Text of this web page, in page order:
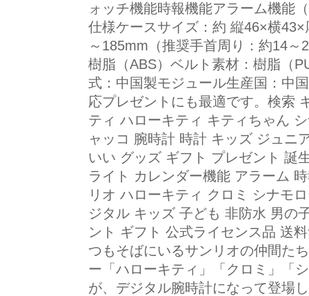
ォッチ機能時報機能アラーム機能
仕様ケースサイズ：約 縦46×横
～185mm（推奨手首周り：約14
樹脂（ABS）ベルト素材：樹脂（
式：中国製モジュール生産国：中
応プレゼントにも最適です。検索
ティ ハローキティ キティちゃん
ャッコ 腕時計 時計 キッズ ジュニ
いい グッズ ギフト プレゼント 誕
ライト カレンダー機能 アラーム
リオ ハローキティ クロミ シナモ
ジタル キッズ 子ども 非防水 男の
ント ギフト 公式ライセンス品 送
つもそばにいるサンリオの仲間た
ー「ハローキティ」「クロミ」「
が、デジタル腕時計になって登場